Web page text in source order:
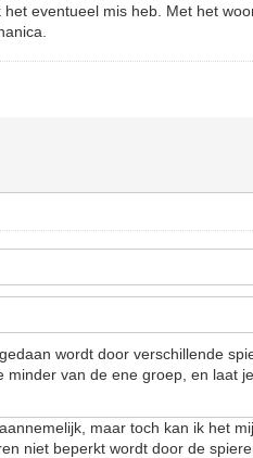
eventueel mis heb. Met het
wordt door verschillende
minder van de ene groep, en laat
maar toch kan ik het
niet beperkt wordt door de